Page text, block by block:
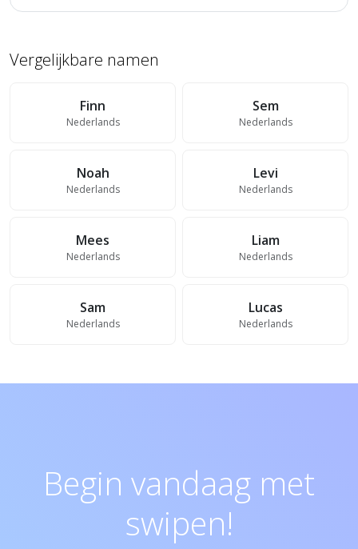
Vergelijkbare namen
Finn
Nederlands
Sem
Nederlands
Noah
Nederlands
Levi
Nederlands
Mees
Nederlands
Liam
Nederlands
Sam
Nederlands
Lucas
Nederlands
Begin vandaag met
swipen!